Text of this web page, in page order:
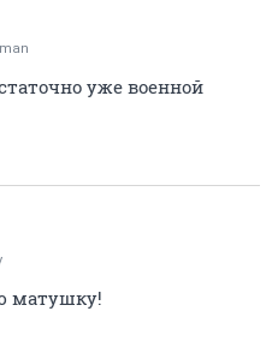
уже военной
матушку!